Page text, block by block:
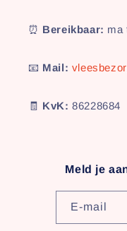
⏰ Bereikbaar: ma
📧 Mail:
🧾 KvK: 86228684
Meld je
E‑mail